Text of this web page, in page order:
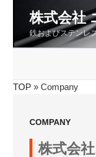
ン
ス
株式会社
鉄およびステンレ
TOP » Company
COMPANY
株式会